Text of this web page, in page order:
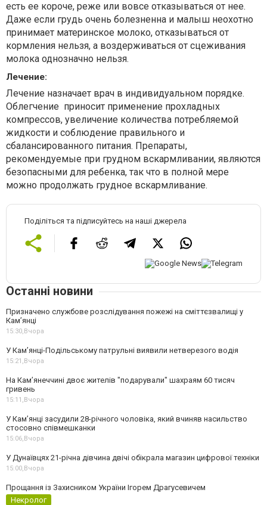
есть ее короче, реже или вовсе отказываться от нее.
Даже если грудь очень болезненна и малыш неохотно
принимает материнское молоко, отказываться от
кормления нельзя, а воздерживаться от сцеживания
молока однозначно нельзя.
Лечение:
Лечение назначает врач в индивидуальном порядке.
Облегчение приносит применение прохладных
компрессов, увеличение количества потребляемой
жидкости и соблюдение правильного и
сбалансированного питания. Препараты,
рекомендуемые при грудном вскармливании, являются
безопасными для ребенка, так что в полной мере
можно продолжать грудное вскармливание.
Поділіться та підписуйтесь на наші джерела
Останні новини
Призначено службове розслідування пожежі на сміттєзвалищі у
Кам’янці
15:30,Вчора
У Кам’янці-Подільському патрульні виявили нетверезого водія
15:21,Вчора
На Камʼянеччині двоє жителів "подарували" шахраям 60 тисяч
гривень
15:11,Вчора
У Камʼянці засудили 28-річного чоловіка, який вчиняв насильство
стосовно співмешканки
15:06,Вчора
У Дунаївцях 21-річна дівчина двічі обікрала магазин цифрової техніки
15:00,Вчора
Прощання із Захисником України Ігорем Драгусевичем
Некролог